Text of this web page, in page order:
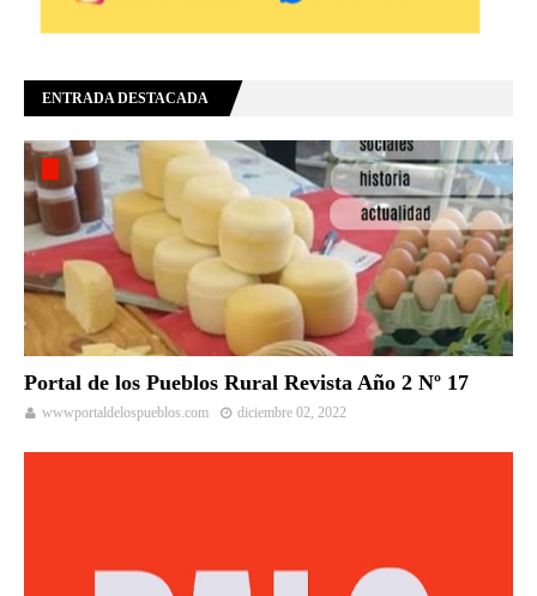
ENTRADA DESTACADA
Portal de los Pueblos Rural Revista Año 2 Nº 17
wwwportaldelospueblos.com diciembre 02, 2022